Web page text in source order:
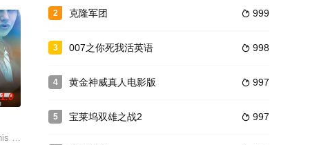
棺木与视东方不败为偶像的顾
飞（陈惠敏饰）销赃，却在交易时黑吃黑射杀收购人，李云飞趁乱
1.0
wife become witness of a bank
2  999
克隆军团
3  998
007之你死我活英语
4  997
黄金神威真人电影版
5  997
宝莱坞双雄之战2